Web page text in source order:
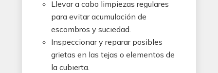
Llevar a cabo limpiezas regulares
para evitar acumulación de
escombros y suciedad.
Inspeccionar y reparar posibles
grietas en las tejas o elementos de
la cubierta.